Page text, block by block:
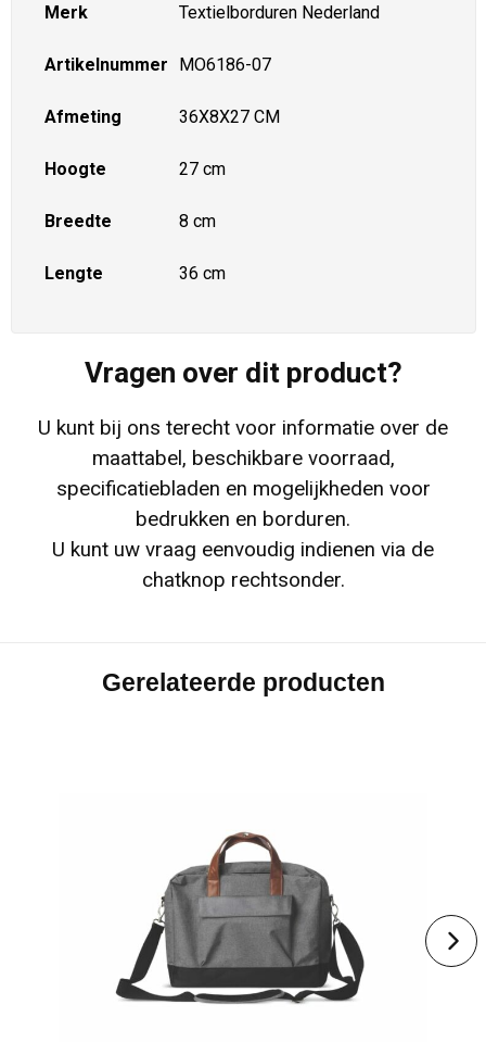
Merk Textielborduren Nederland
Artikelnummer MO6186-07
Afmeting 36X8X27 CM
Hoogte 27 cm
Breedte 8 cm
Lengte 36 cm
Vragen over dit product?
U kunt bij ons terecht voor informatie over de
maattabel, beschikbare voorraad,
specificatiebladen en mogelijkheden voor
bedrukken en borduren.
U kunt uw vraag eenvoudig indienen via de
chatknop rechtsonder.
Gerelateerde producten